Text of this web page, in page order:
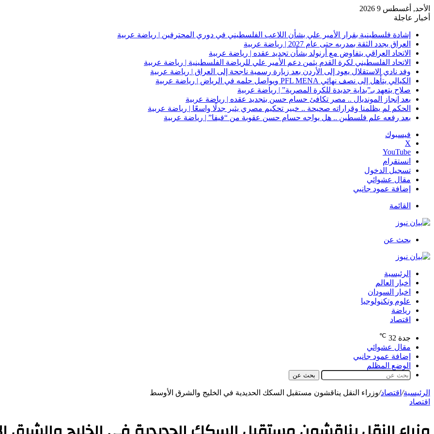
الأحد, أغسطس 9 2026
أخبار عاجلة
إشادة فلسطينية بقرار الأمير علي بشأن اللاعب الفلسطيني في دوري المحترفين | رياضة عربية
العراق يجدد الثقة بمدربه حتى عام 2027 | رياضة عربية
الاتحاد العراقي يتفاوض مع أرنولد بشأن تجديد عقده | رياضة عربية
الاتحاد الفلسطيني لكرة القدم يثمن دعم الأمير علي للرياضة الفلسطينية | رياضة عربية
وفد نادي الاستقلال يعود إلى الأردن بعد زيارة رسمية ناجحة إلى العراق | رياضة عربية
الكيالي يتأهل إلى نصف نهائي PFL MENA ويواصل حلمه في الرياض | رياضة عربية
صلاح يتعهد بـ”بداية جديدة للكرة المصرية” | رياضة عربية
بعد إنجاز المونديال .. مصر تكافئ حسام حسن بتجديد عقده | رياضة عربية
الحكم لم يظلمنا وقراراته صحيحة .. خبير تحكيم مصري يثير جدلًا واسعًا | رياضة عربية
بعد رفعه علم فلسطين .. هل يواجه حسام حسن عقوبة من “فيفا” | رياضة عربية
فيسبوك
‫X
‫YouTube
انستقرام
تسجيل الدخول
مقال عشوائي
إضافة عمود جانبي
القائمة
بحث عن
الرئيسية
أخبار العالم
اخبار السودان
علوم وتكنولوجيا
رياضة
اقتصاد
جدة 32
℃
مقال عشوائي
إضافة عمود جانبي
الوضع المظلم
بحث عن
الرئيسية/ اقتصاد/وزراء النقل يناقشون مستقبل السكك الحديدية في الخليج والشرق الأوسط
اقتصاد